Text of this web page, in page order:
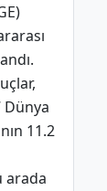
Dünya
11.2
arada